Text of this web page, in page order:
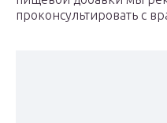
проконсультировать с